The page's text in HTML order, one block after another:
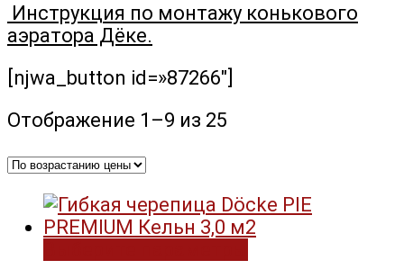
Инструкция по монтажу конькового
аэратора Дёке.
[njwa_button id=»87266″]
Отображение 1–9 из 25